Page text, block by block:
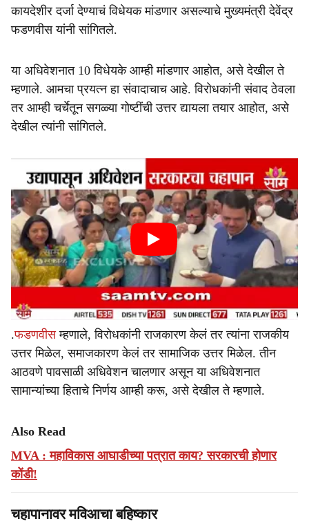
कायदेशीर दर्जा देण्याचं विधेयक मांडणार असल्याचे मुख्यमंत्री देवेंद्र
फडणवीस यांनी सांगितले.
या अधिवेशनात 10 विधेयके आम्ही मांडणार आहोत, असे देखील ते
म्हणाले. आमचा प्रयत्न हा संवादाचाच आहे. विरोधकांनी संवाद ठेवला
तर आम्ही चर्चेतून सगळ्या गोष्टींची उत्तर द्यायला तयार आहोत, असे
देखील त्यांनी सांगितले.
.फडणवीसम्हणाले, विरोधकांनी राजकारण केलं तर त्यांना राजकीय
उत्तर मिळेल, समाजकारण केलं तर सामाजिक उत्तर मिळेल. तीन
आठवणे पावसाळी अधिवेशन चालणार असून या अधिवेशनात
सामान्यांच्या हिताचे निर्णय आम्ही करू, असे देखील ते म्हणाले.
Also Read
MVA : महाविकास आघाडीच्या पत्रात काय? सरकारची होणार
कोंडी!
चहापानावर मविआचा बहिष्कार